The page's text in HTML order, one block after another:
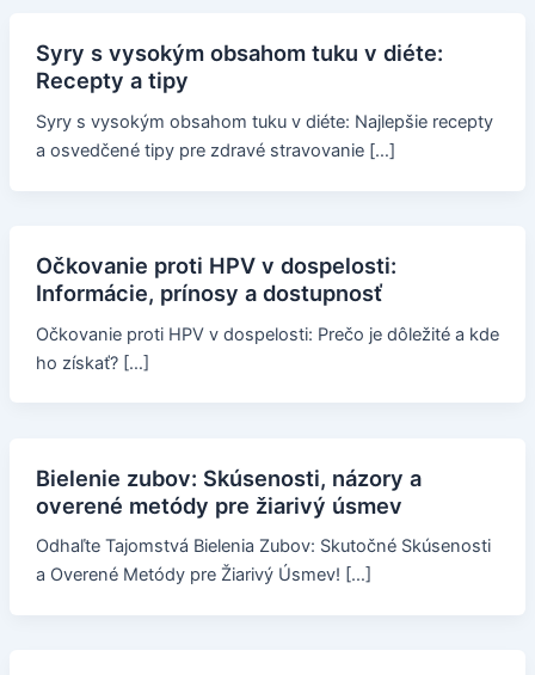
Syry s vysokým obsahom tuku v diéte:
Recepty a tipy
Syry s vysokým obsahom tuku v diéte: Najlepšie recepty
a osvedčené tipy pre zdravé stravovanie […]
Očkovanie proti HPV v dospelosti:
Informácie, prínosy a dostupnosť
Očkovanie proti HPV v dospelosti: Prečo je dôležité a kde
ho získať? […]
Bielenie zubov: Skúsenosti, názory a
overené metódy pre žiarivý úsmev
Odhaľte Tajomstvá Bielenia Zubov: Skutočné Skúsenosti
a Overené Metódy pre Žiarivý Úsmev! […]